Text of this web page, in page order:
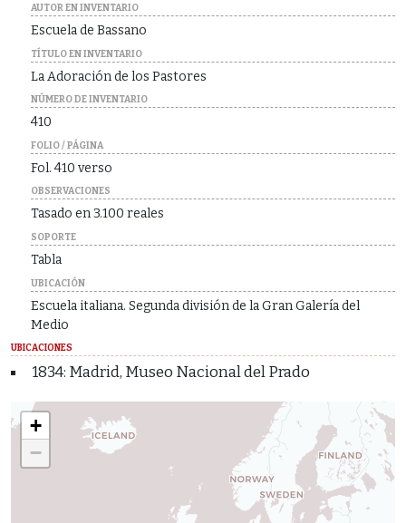
AUTOR EN INVENTARIO
Escuela de Bassano
TÍTULO EN INVENTARIO
La Adoración de los Pastores
NÚMERO DE INVENTARIO
410
FOLIO / PÁGINA
Fol. 410 verso
OBSERVACIONES
Tasado en 3.100 reales
SOPORTE
Tabla
UBICACIÓN
Escuela italiana. Segunda división de la Gran Galería del
Medio
UBICACIONES
1834: Madrid, Museo Nacional del Prado
+
−